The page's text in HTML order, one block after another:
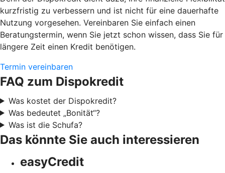
kurzfristig zu verbessern und ist nicht für eine dauerhafte
Nutzung vorgesehen. Vereinbaren Sie einfach einen
Beratungstermin, wenn Sie jetzt schon wissen, dass Sie für
längere Zeit einen Kredit benötigen.
Termin vereinbaren
FAQ zum Dispokredit
Was kostet der Dispokredit?
Was bedeutet „Bonität“?
Was ist die Schufa?
Das könnte Sie auch interessieren
easyCredit